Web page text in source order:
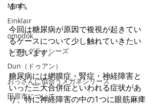
Maxis
Einklair
omodok
トマトグラッシーズ
Dun（ドゥアン）
おっさんに似合うメガネシリーズ
田原市について
ます。
今回は糖尿病が原因で複視が起きてい
るケースについて少し触れていきたい
と思います。
糖尿病には網膜症・腎症・神経障害と
いった三大合併症といわれる症状があ
り、特に神経障害の中の1つに眼筋麻痺